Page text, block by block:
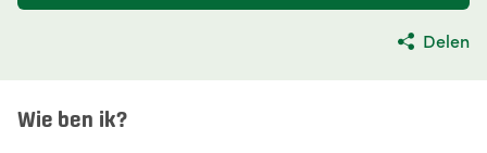
Delen
Wie ben ik?